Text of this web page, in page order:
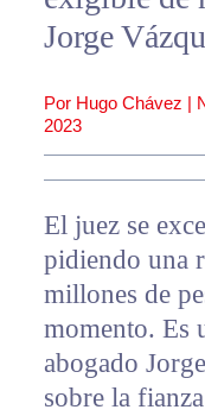
Jorge
Por Hugo Chávez |
2023
El juez se
pidiendo una
millones de
momento. Es
abogado
sobre la